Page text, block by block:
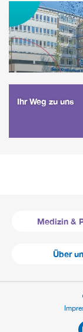
Ihr Weg zu uns
Medizin &
Über